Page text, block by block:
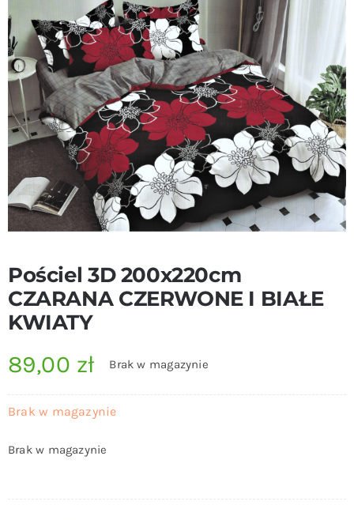
Pościel 3D 200x220cm
CZARANA CZERWONE I BIAŁE
KWIATY
89,00 zł Brak w magazynie
Brak w magazynie
Brak w magazynie